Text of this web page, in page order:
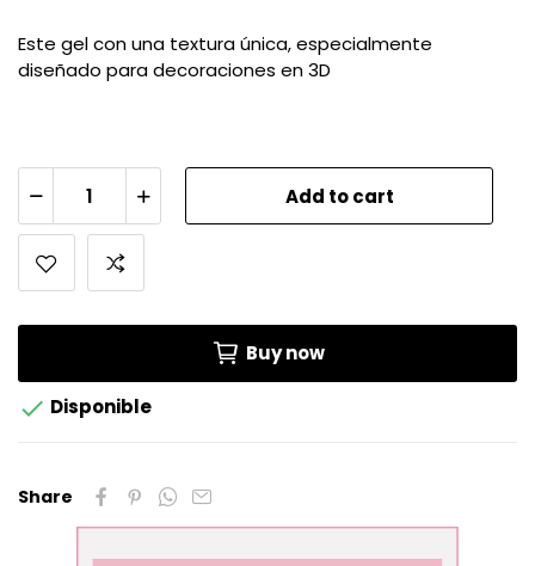
Este gel con una textura única, especialmente
diseñado para decoraciones en 3D
Add to cart
Buy now
 Disponible
Share